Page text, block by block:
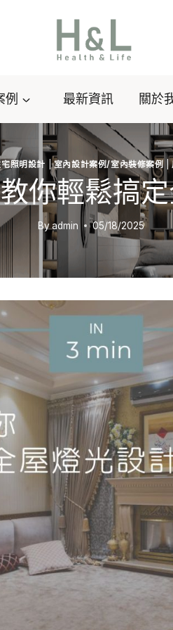
例 最新資訊 關於
照明設計 |室內設計案例/室內裝修案例|
你輕鬆搞
Byadmin 05/18/2025